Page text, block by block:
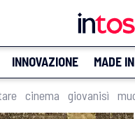
INNOVAZIONE MADE
cinema giovanisì